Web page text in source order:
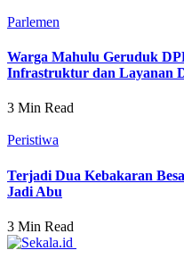
Parlemen
Warga Mahulu Geruduk
Infrastruktur dan Layanan
3 Min Read
Peristiwa
Terjadi Dua Kebakaran
Jadi Abu
3 Min Read